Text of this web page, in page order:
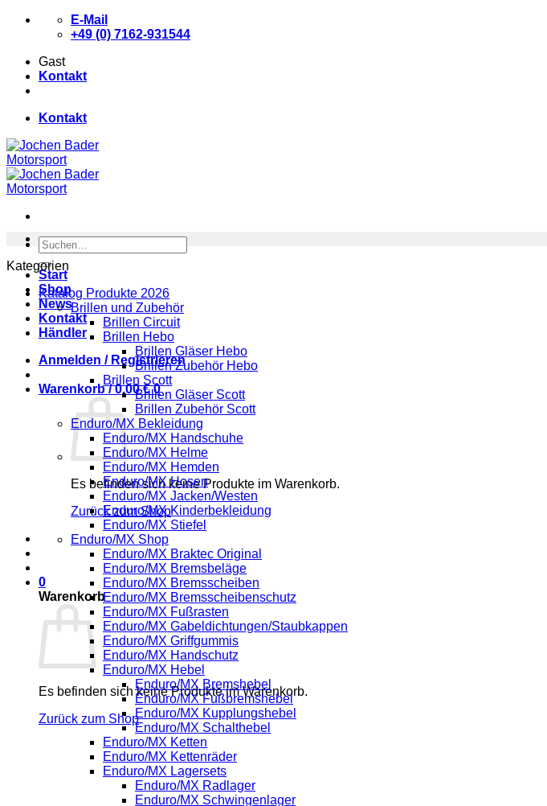
Zum
E-Mail
+49 (0) 7162-931544
Gast
Kontakt
Kontakt
Suchen
nach:
Start
Shop
News
Kontakt
Händler
Anmelden / Registrieren
Warenkorb /0,00€ 0
Es befinden sich keine Produkte im Warenkorb.
Zurück zum Shop
0
Warenkorb
Es befinden sich keine Produkte im Warenkorb.
Zurück zum Shop
Kategorien
Katalog Produkte 2026
Brillen und Zubehör
Brillen Circuit
Brillen Hebo
Brillen Gläser Hebo
Brillen Zubehör Hebo
Brillen Scott
Brillen Gläser Scott
Brillen Zubehör Scott
Enduro/MX Bekleidung
Enduro/MX Handschuhe
Enduro/MX Helme
Enduro/MX Hemden
Enduro/MX Hosen
Enduro/MX Jacken/Westen
Enduro/MX Kinderbekleidung
Enduro/MX Stiefel
Enduro/MX Shop
Enduro/MX Braktec Original
Enduro/MX Bremsbeläge
Enduro/MX Bremsscheiben
Enduro/MX Bremsscheibenschutz
Enduro/MX Fußrasten
Enduro/MX Gabeldichtungen/Staubkappen
Enduro/MX Griffgummis
Enduro/MX Handschutz
Enduro/MX Hebel
Enduro/MX Bremshebel
Enduro/MX Fußbremshebel
Enduro/MX Kupplungshebel
Enduro/MX Schalthebel
Enduro/MX Ketten
Enduro/MX Kettenräder
Enduro/MX Lagersets
Enduro/MX Radlager
Enduro/MX Schwingenlager